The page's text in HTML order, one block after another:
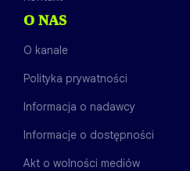
O NAS
O kanale
Polityka prywatności
Informacja o nadawcy
Informacje o dostępności
Akt o wolności mediów